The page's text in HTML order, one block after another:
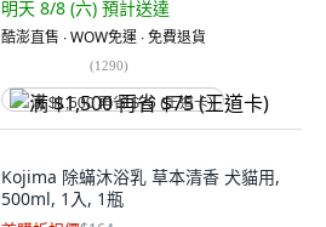
明天 8/8 (六) 預計送達
酷澎直售 ∙ WOW免運 ∙ 免費退貨
(1290)
满 $1,500 再省 $75 (王道卡)
Kojima 除蟎沐浴乳 草本清香 犬貓用,
500ml, 1入, 1瓶